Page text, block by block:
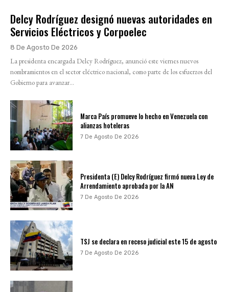
Delcy Rodríguez designó nuevas autoridades en
Servicios Eléctricos y Corpoelec
8 De Agosto De 2026
La presidenta encargada Delcy Rodríguez, anunció este viernes nuevos
nombramientos en el sector eléctrico nacional, como parte de los esfuerzos del
Gobierno para avanzar...
Marca País promueve lo hecho en Venezuela con
alianzas hoteleras
7 De Agosto De 2026
Presidenta (E) Delcy Rodríguez firmó nueva Ley de
Arrendamiento aprobada por la AN
7 De Agosto De 2026
TSJ se declara en receso judicial este 15 de agosto
7 De Agosto De 2026